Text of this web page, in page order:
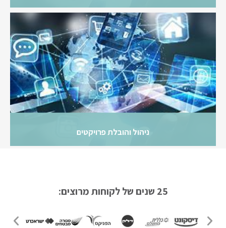
ניהול והובלת פרויקטים
25 שנים של לקוחות מרוצים: